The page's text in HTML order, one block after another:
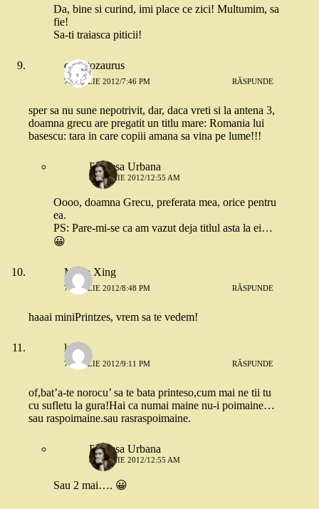
Da, bine si curind, imi place ce zici! Multumim, sa
fie!
Sa-ti traiasca piticii!
ciufutozaurus
7 APRILIE 2012/7:46 PM RĂSPUNDE
sper sa nu sune nepotrivit, dar, daca vreti si la antena 3,
doamna grecu are pregatit un titlu mare: Romania lui
basescu: tara in care copiii amana sa vina pe lume!!!
Printesa Urbana
8 APRILIE 2012/12:55 AM
Oooo, doamna Grecu, preferata mea, orice pentru
ea.
PS: Pare-mi-se ca am vazut deja titlul asta la ei…
😀
Maria Xing
7 APRILIE 2012/8:48 PM RĂSPUNDE
haaai miniPrintzes, vrem sa te vedem!
luiza
7 APRILIE 2012/9:11 PM RĂSPUNDE
of,bat’a-te norocu’ sa te bata printeso,cum mai ne tii tu
cu sufletu la gura!Hai ca numai maine nu-i poimaine…
sau raspoimaine.sau rasraspoimaine.
Printesa Urbana
8 APRILIE 2012/12:55 AM
Sau 2 mai…. 😀